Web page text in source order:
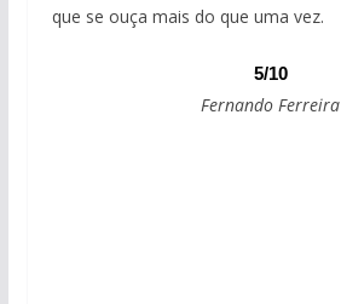
que se ouça mais do que uma vez.
5/10
Fernando Ferreira